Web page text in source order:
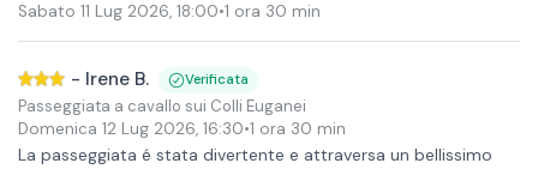
Sabato 11 Lug 2026, 18:00•1 ora 30 min
- Irene B. Verificata
Passeggiata a cavallo sui Colli Euganei
Domenica 12 Lug 2026, 16:30•1 ora 30 min
La passeggiata é stata divertente e attraversa un bellissimo